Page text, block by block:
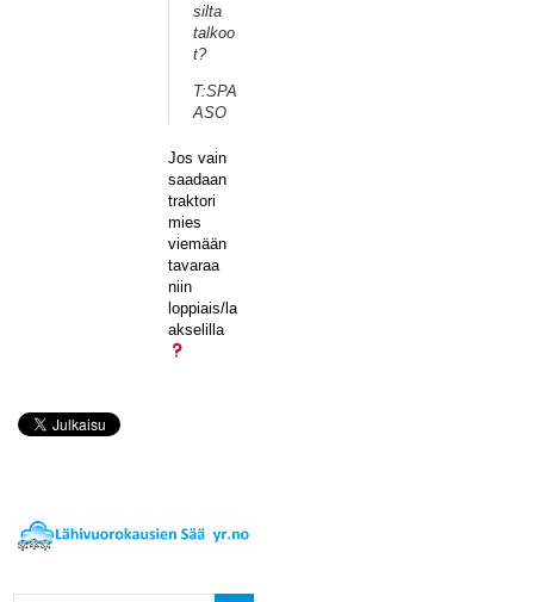
silta
talkoo
t?
T:SPA
ASO
Jos vain
saadaan
traktori
mies
viemään
tavaraa
niin
loppiais/la
akselilla